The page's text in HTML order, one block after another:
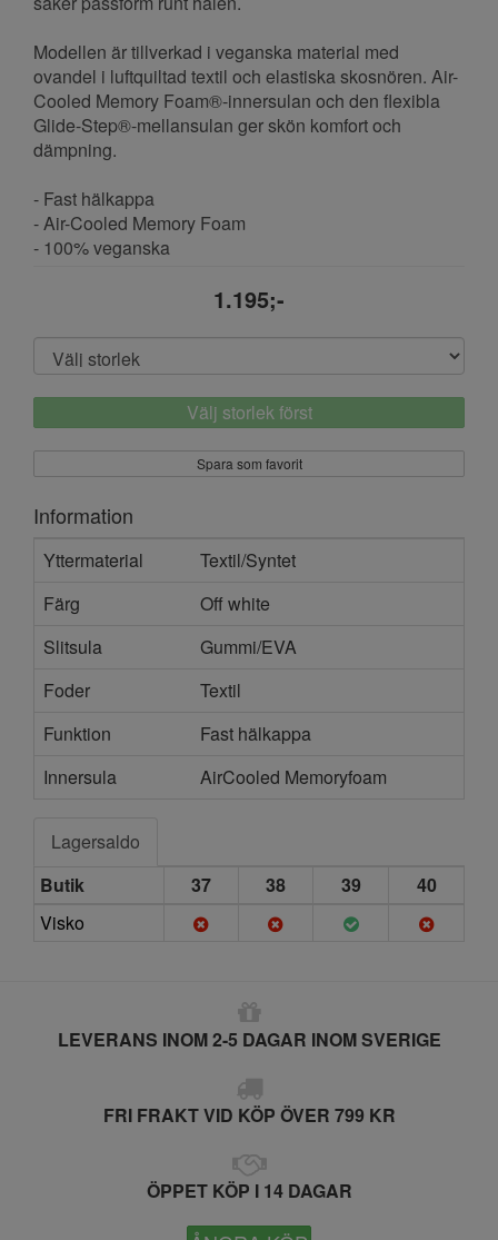
Modellen är tillverkad i veganska material med
ovandel i luftquiltad textil och elastiska skosnören. Air-
Cooled Memory Foam®-innersulan och den flexibla
Glide-Step®-mellansulan ger skön komfort och
dämpning.
- Fast hälkappa
- Air-Cooled Memory Foam
- 100% veganska
1.195;-
Välj storlek först
Spara som favorit
Information
Yttermaterial
Textil/Syntet
Färg
Off white
Slitsula
Gummi/EVA
Foder
Textil
Funktion
Fast hälkappa
Innersula
AirCooled Memoryfoam
Lagersaldo
Butik
37 38 39
40
Visko
LEVERANS INOM 2-5 DAGAR INOM SVERIGE
FRI FRAKT VID KÖP ÖVER 799 KR
ÖPPET KÖP I 14 DAGAR